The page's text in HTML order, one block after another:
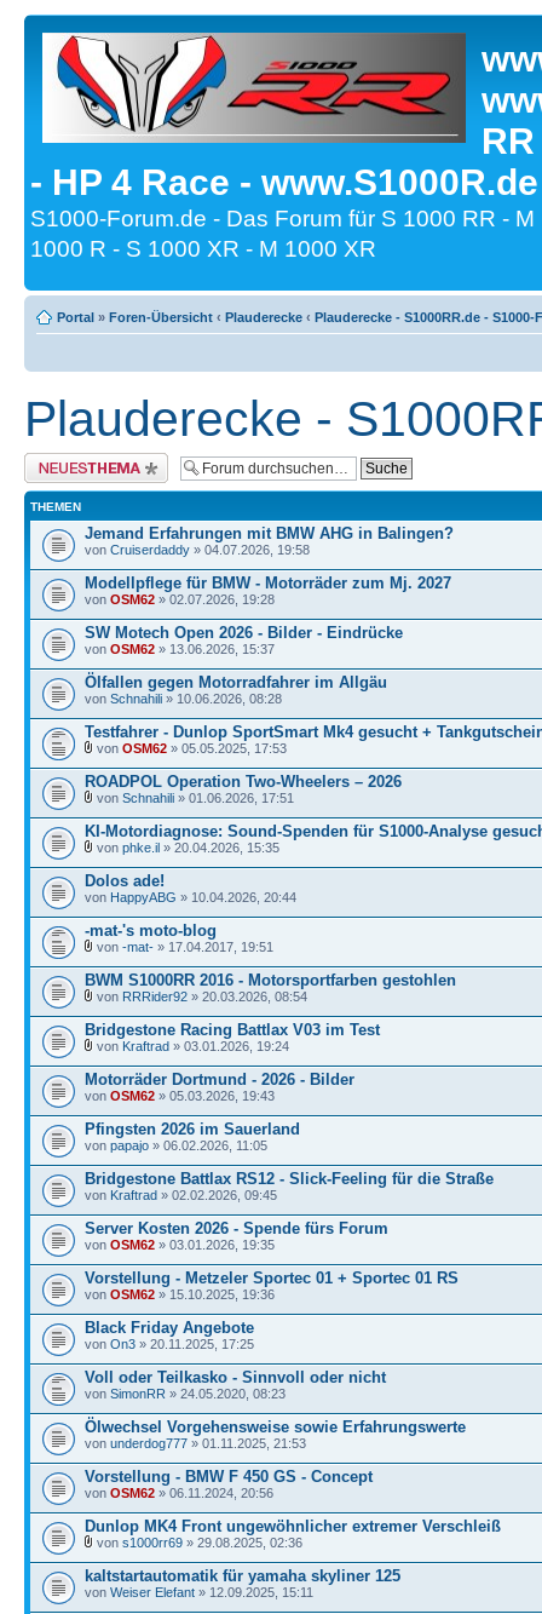
- HP 4 Race -
S1000-Forum.de - Das Forum für S 1000 RR -
1000 R - S 1000 XR - M 1000 XR
Portal » Foren-Übersicht ‹ Plauderecke ‹ Plauderecke - S1000RR.de - S1000-
Plauderecke -
Neues Thema erstellen
THEMEN
Jemand Erfahrungen mit BMW AHG in Balingen?
von Cruiserdaddy » 04.07.2026, 19:58
Modellpflege für BMW - Motorräder zum Mj. 2027
von OSM62 » 02.07.2026, 19:28
SW Motech Open 2026 - Bilder - Eindrücke
von OSM62 » 13.06.2026, 15:37
Ölfallen gegen Motorradfahrer im Allgäu
von Schnahili » 10.06.2026, 08:28
Testfahrer - Dunlop SportSmart Mk4 gesucht +
von OSM62 » 05.05.2025, 17:53
ROADPOL Operation Two-Wheelers – 2026
von Schnahili » 01.06.2026, 17:51
KI-Motordiagnose: Sound-Spenden für S1000-Analyse
von phke.il » 20.04.2026, 15:35
Dolos ade!
von HappyABG » 10.04.2026, 20:44
-mat-'s moto-blog
von -mat- » 17.04.2017, 19:51
BWM S1000RR 2016 - Motorsportfarben gestohlen
von RRRider92 » 20.03.2026, 08:54
Bridgestone Racing Battlax V03 im Test
von Kraftrad » 03.01.2026, 19:24
Motorräder Dortmund - 2026 - Bilder
von OSM62 » 05.03.2026, 19:43
Pfingsten 2026 im Sauerland
von papajo » 06.02.2026, 11:05
Bridgestone Battlax RS12 - Slick-Feeling für die Straße
von Kraftrad » 02.02.2026, 09:45
Server Kosten 2026 - Spende fürs Forum
von OSM62 » 03.01.2026, 19:35
Vorstellung - Metzeler Sportec 01 + Sportec 01 RS
von OSM62 » 15.10.2025, 19:36
Black Friday Angebote
von On3 » 20.11.2025, 17:25
Voll oder Teilkasko - Sinnvoll oder nicht
von SimonRR » 24.05.2020, 08:23
Ölwechsel Vorgehensweise sowie Erfahrungswerte
von underdog777 » 01.11.2025, 21:53
Vorstellung - BMW F 450 GS - Concept
von OSM62 » 06.11.2024, 20:56
Dunlop MK4 Front ungewöhnlicher extremer Verschleiß
von s1000rr69 » 29.08.2025, 02:36
kaltstartautomatik für yamaha skyliner 125
von Weiser Elefant » 12.09.2025, 15:11